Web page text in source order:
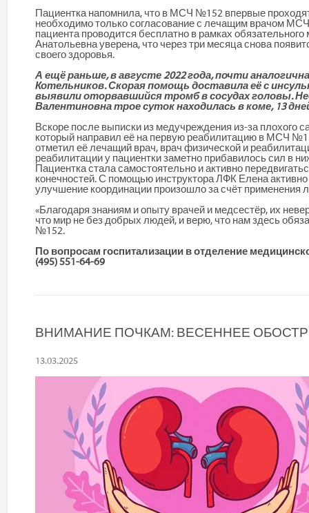
Пациентка напомнила, что в МСЧ №152 впервые
необходимо только согласование с лечащим врачом
пациента проводится бесплатно в рамках
Анатольевна уверена, что через три месяца снова
своего здоровья.
А ещё раньше, в августе 2022 года, почти
Котельников. Скорая помощь доставила её с
выявили оторвавшийся тромб в сосудах головы.
Валентиновна трое суток находилась в коме, 13
Вскоре после выписки из медучреждения из-за плохого
который направил её на первую реабилитацию в МСЧ
отметил её лечащий врач, врач физической и
реабилитации у пациентки заметно прибавилось сил в
Пациентка стала самостоятельно и активно
конечностей. С помощью инструктора ЛФК Елена
улучшение координации произошло за счёт применения
«Благодаря знаниям и опыту врачей и медсестёр, их
что мир не без добрых людей, и верю, что нам здесь
№152.
По вопросам госпитализации в отделение
(495) 551-64-69
ВНИМАНИЕ ПОЧКАМ: ВЕСЕННЕЕ
13.03.2025